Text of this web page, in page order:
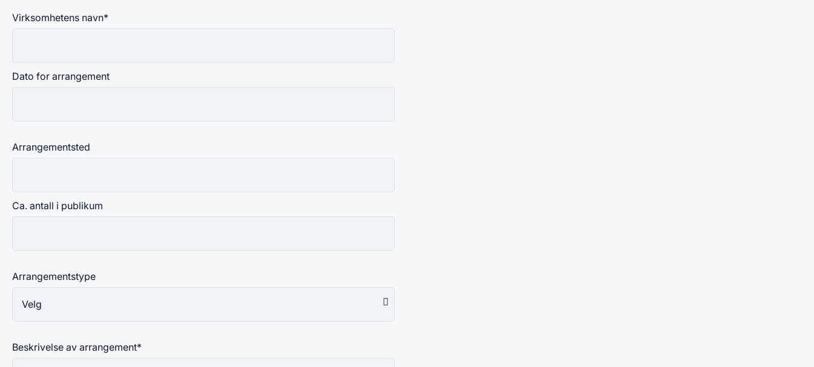
Virksomhetens navn*
Dato for arrangement
Arrangementsted
Ca. antall i publikum
Arrangementstype
Beskrivelse av arrangement*